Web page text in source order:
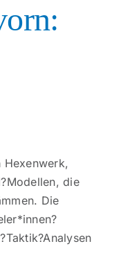
Hexenwerk,
die
Die